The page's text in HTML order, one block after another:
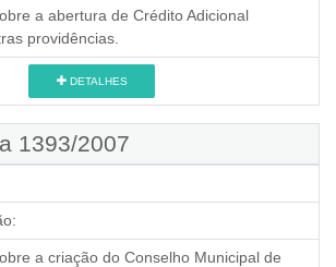
a abertura de Crédito Adicional
providências.
DETALHES
1393/2007
a criação do Conselho Municipal de